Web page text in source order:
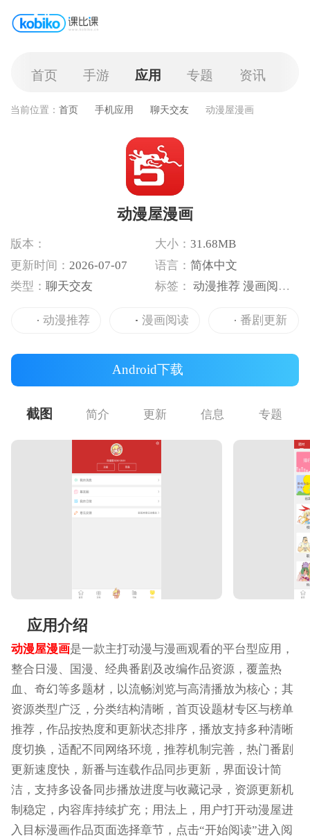
首页 手游 应用 专题 资讯
当前位置： 首页 手机应用 聊天交友 动漫屋漫画
动漫屋漫画
版本： 大小： 31.68MB
更新时间： 2026-07-07 语言： 简体中文
类型： 聊天交友 标签： 动漫推荐 漫画阅读
动漫推荐 漫画阅读 番剧更新
Android下载
截图 简介 更新 信息 专题
应用介绍
动漫屋漫画是一款主打动漫与漫画观看的平台型应用，
整合日漫、国漫、经典番剧及改编作品资源，覆盖热
血、奇幻等多题材，以流畅浏览与高清播放为核心；其
资源类型广泛，分类结构清晰，首页设题材专区与榜单
推荐，作品按热度和更新状态排序，播放支持多种清晰
度切换，适配不同网络环境，推荐机制完善，热门番剧
更新速度快，新番与连载作品同步更新，界面设计简
洁，支持多设备同步播放进度与收藏记录，资源更新机
制稳定，内容库持续扩充；用法上，用户打开动漫屋进
入目标漫画作品页面选择章节，点击“开始阅读”进入阅